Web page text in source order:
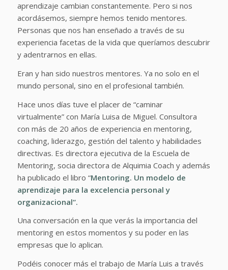
aprendizaje cambian constantemente. Pero si nos
acordásemos, siempre hemos tenido mentores.
Personas que nos han enseñado a través de su
experiencia facetas de la vida que queríamos descubrir
y adentrarnos en ellas.
Eran y han sido nuestros mentores. Ya no solo en el
mundo personal, sino en el profesional también.
Hace unos días tuve el placer de “caminar
virtualmente” con María Luisa de Miguel. Consultora
con más de 20 años de experiencia en mentoring,
coaching, liderazgo, gestión del talento y habilidades
directivas. Es directora ejecutiva de la Escuela de
Mentoring, socia directora de Alquimia Coach y además
ha publicado el libro “Mentoring. Un modelo de
aprendizaje para la excelencia personal y
organizacional“.
Una conversación en la que verás la importancia del
mentoring en estos momentos y su poder en las
empresas que lo aplican.
Podéis conocer más el trabajo de María Luis a través